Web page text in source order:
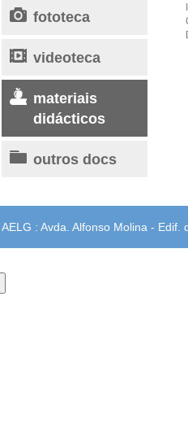
fototeca
videoteca
materiais
didácticos
outros docs
AELG : Avda. Alfonso Molina - Edif.